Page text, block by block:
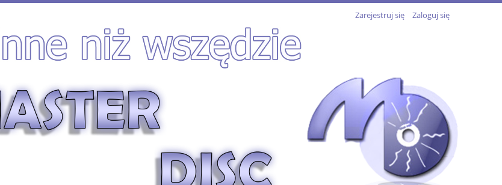
Zarejestruj się Zaloguj się